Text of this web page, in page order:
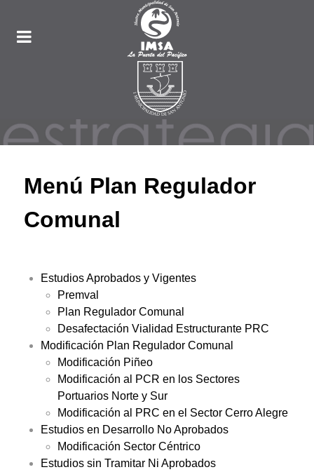
Menú Plan Regulador
Comunal
Estudios Aprobados y Vigentes
Premval
Plan Regulador Comunal
Desafectación Vialidad Estructurante PRC
Modificación Plan Regulador Comunal
Modificación Piñeo
Modificación al PCR en los Sectores
Portuarios Norte y Sur
Modificación al PRC en el Sector Cerro Alegre
Estudios en Desarrollo No Aprobados
Modificación Sector Céntrico
Estudios sin Tramitar Ni Aprobados